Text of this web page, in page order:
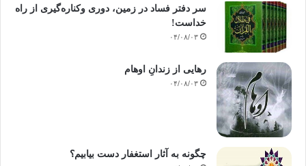
المشتركة
فقال:
“إننا نعيب على الأحزاب تعددها،
وندعوهم جميعًا إلى الوحدة نزولاً على إرادة الله؛ فما لنا نحن الداعين إلى هذا
ونحن أقرب إلى الله من هذه الأحزاب، ونحن أعلم بكتاب الله وتعاليم الإسلام من
هؤلاء
الزعماء، وقد تعددت هيئاتنا وتوزعت جهودنا؟!
سر دفتر فساد در زمین‌، دوری وکناره‌گیری از راه
خداست‌!
۰۴/۰۸/۰۳
رهایی از زندانِ اوهام
۰۴/۰۸/۰۳
چگونه به آثار استغفار دست بیابیم؟